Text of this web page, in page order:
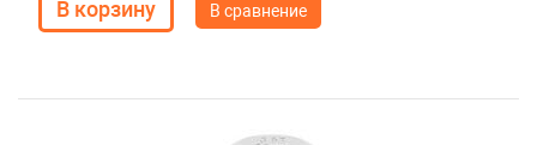
В сравнение